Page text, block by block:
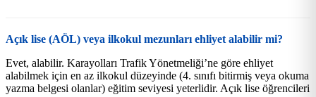
Açık lise (AÖL) veya ilkokul mezunları ehliyet alabilir mi?
Evet, alabilir. Karayolları Trafik Yönetmeliği’ne göre ehliyet
alabilmek için en az ilkokul düzeyinde (4. sınıfı bitirmiş veya okuma
yazma belgesi olanlar) eğitim seviyesi yeterlidir. Açık lise öğrencileri